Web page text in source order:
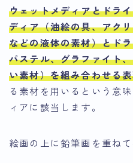
ウェットメディアとドラ
ディア（油絵の具、アク
などの液体の素材）とド
パステル、グラファイト
い素材）を組み合わせる
る素材を用いるという意
ィアに該当します。
絵画の上に鉛筆画を重ね